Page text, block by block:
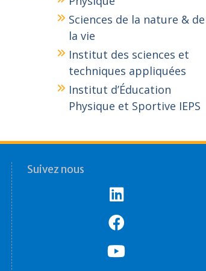
Sciences de la nature & de
la vie
Institut des sciences et
techniques appliquées
Institut d’Éducation
Physique et Sportive IEPS
Suivez nous